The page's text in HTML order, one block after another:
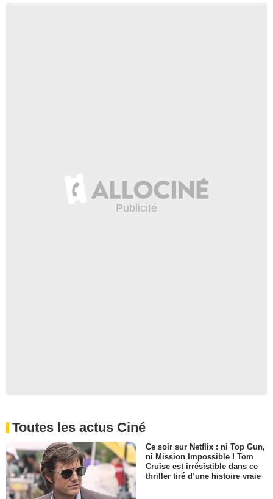
Toutes les actus Ciné
Ce soir sur Netflix : ni Top Gun,
ni Mission Impossible ! Tom
Cruise est irrésistible dans ce
thriller tiré d’une histoire vraie